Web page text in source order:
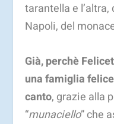
tarantella e
Napoli, del
Già, perchè
una famiglia
canto, grazie alla
“munaciello” che